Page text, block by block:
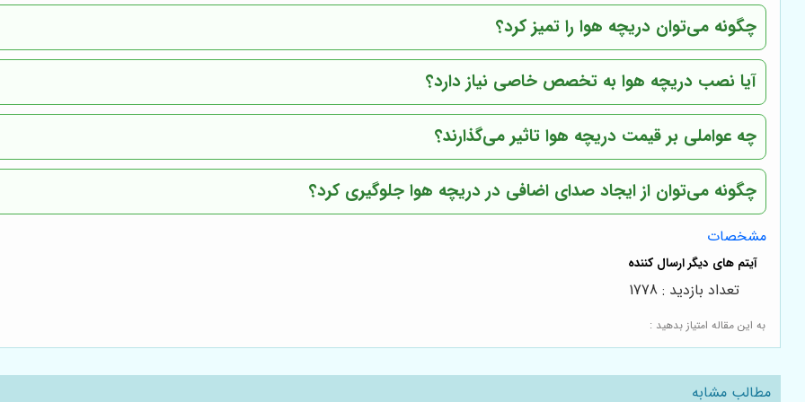
چگونه می‌توان دریچه هوا را تمیز کرد؟
آیا نصب دریچه هوا به تخصص خاصی نیاز دارد؟
چه عواملی بر قیمت دریچه هوا تاثیر می‌گذارند؟
چگونه می‌توان از ایجاد صدای اضافی در دریچه هوا جلوگیری کرد؟
مشخصات
به این مقاله امتیاز بدهید :
تعداد بازدید : 1778
مطالب مشابه